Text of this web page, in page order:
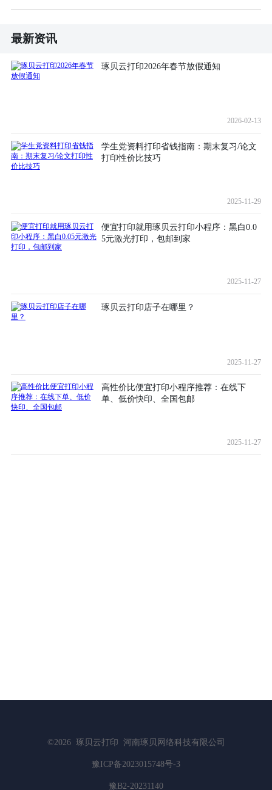
最新资讯
琢贝云打印2026年春节放假通知
2026-02-13
学生党资料打印省钱指南：期末复习/论文
打印性价比技巧
2025-11-29
便宜打印就用琢贝云打印小程序：黑白0.0
5元激光打印，包邮到家
2025-11-27
琢贝云打印店子在哪里？
2025-11-27
高性价比便宜打印小程序推荐：在线下
单、低价快印、全国包邮
2025-11-27
©2026 琢贝云打印 河南琢贝网络科技有限公司
豫ICP备2023015748号-3
豫B2-20231140